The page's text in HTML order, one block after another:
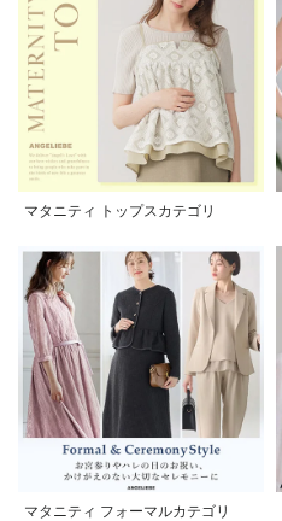
マタニティ トップスカテゴリ
マタニティ フォーマルカテゴリ